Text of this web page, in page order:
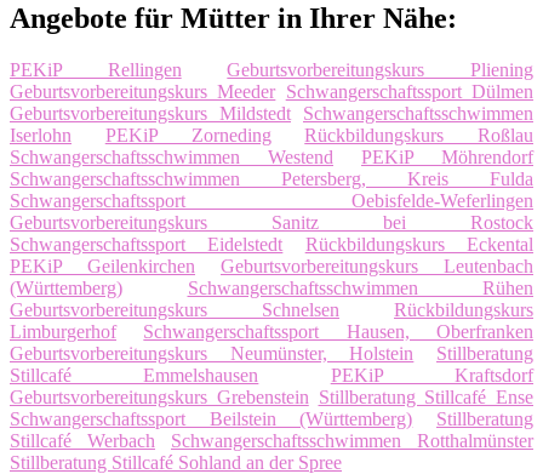
Angebote für Mütter in Ihrer Nähe:
PEKiP Rellingen
Geburtsvorbereitungskurs Pliening
Geburtsvorbereitungskurs Meeder Schwangerschaftssport Dülmen
Geburtsvorbereitungskurs Mildstedt
Schwangerschaftsschwimmen
Iserlohn
PEKiP Zorneding
Rückbildungskurs Roßlau
Schwangerschaftsschwimmen Westend
PEKiP Möhrendorf
Schwangerschaftsschwimmen Petersberg, Kreis Fulda
Schwangerschaftssport Oebisfelde-Weferlingen
Geburtsvorbereitungskurs Sanitz bei Rostock
Schwangerschaftssport Eidelstedt
Rückbildungskurs Eckental
PEKiP Geilenkirchen
Geburtsvorbereitungskurs Leutenbach
(Württemberg)
Schwangerschaftsschwimmen Rühen
Geburtsvorbereitungskurs Schnelsen
Rückbildungskurs
Limburgerhof
Schwangerschaftssport Hausen, Oberfranken
Geburtsvorbereitungskurs Neumünster, Holstein
Stillberatung
Stillcafé Emmelshausen
PEKiP Kraftsdorf
Geburtsvorbereitungskurs Grebenstein Stillberatung Stillcafé Ense
Schwangerschaftssport Beilstein (Württemberg)
Stillberatung
Stillcafé Werbach
Schwangerschaftsschwimmen Rotthalmünster
Stillberatung Stillcafé Sohland an der Spree